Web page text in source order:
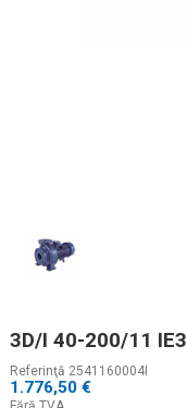
3D/I 40-200/11 IE3
Referinţă 2541160004I
1.776,50 €